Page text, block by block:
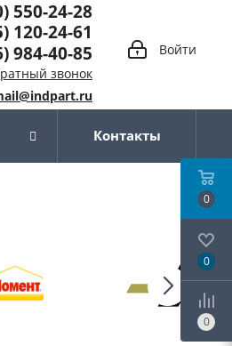
Войти
550-24-28
120-24-61
984-40-85
звонок
Контакты
0
0
0